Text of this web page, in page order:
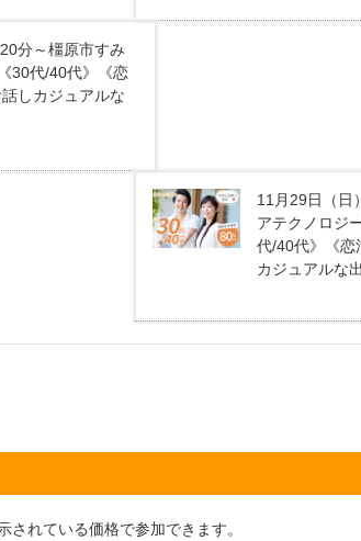
分～橿原市すみ
30代/40代》《恋
しカジュアルな
11月29日（日
アテクノロジ
代/40代》《恋
カジュアルな
れている価格で参加できます。